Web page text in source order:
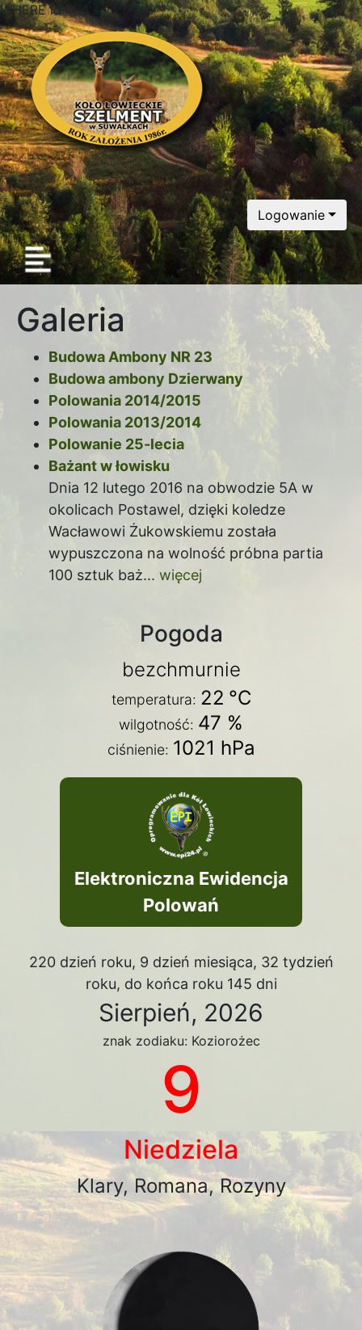
WHERE id = '4'
Logowanie
Galeria
Budowa Ambony NR 23
Budowa ambony Dzierwany
Polowania 2014/2015
Polowania 2013/2014
Polowanie 25-lecia
Bażant w łowisku
Dnia 12 lutego 2016 na obwodzie 5A w
okolicach Postawel, dzięki koledze
Wacławowi Żukowskiemu została
wypuszczona na wolność próbna partia
100 sztuk baż... więcej
Pogoda
bezchmurnie
temperatura: 22 °C
wilgotność: 47 %
ciśnienie: 1021 hPa
Elektroniczna Ewidencja
Polowań
220 dzień roku, 9 dzień miesiąca, 32 tydzień
roku, do końca roku 145 dni
Sierpień, 2026
znak zodiaku: Koziorożec
9
Niedziela
Klary, Romana, Rozyny